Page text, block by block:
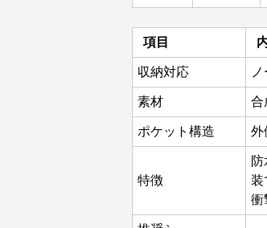
項目
収納対応
素材 合
ポケット構造 外
特徴
装
衝